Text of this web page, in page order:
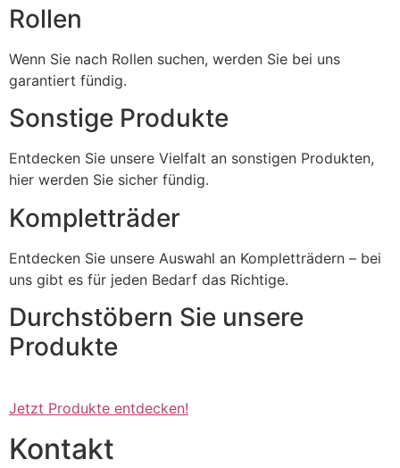
Rollen
Wenn Sie nach Rollen suchen, werden Sie bei uns
garantiert fündig.
Sonstige Produkte
Entdecken Sie unsere Vielfalt an sonstigen Produkten,
hier werden Sie sicher fündig.
Kompletträder
Entdecken Sie unsere Auswahl an Kompletträdern – bei
uns gibt es für jeden Bedarf das Richtige.
Durchstöbern Sie unsere
Produkte
Jetzt Produkte entdecken!
Kontakt